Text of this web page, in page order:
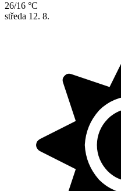
26/16 °C
středa 12. 8.